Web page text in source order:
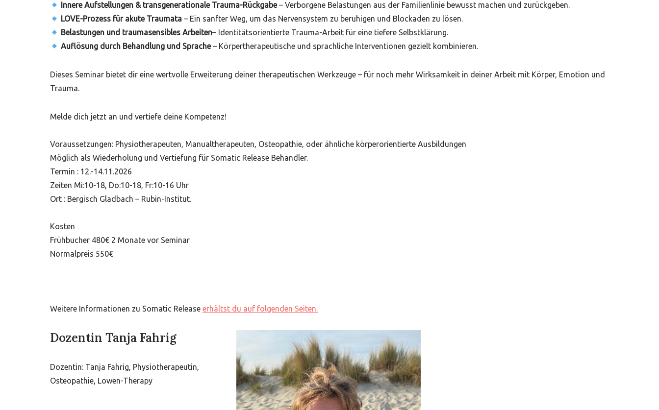
Innere Aufstellungen & transgenerationale Trauma-Rückgabe– Verborgene Belastungen aus der Familienlinie bewusst machen und zurückgeben.
LOVE-Prozess für akute Traumata – Ein sanfter Weg, um das Nervensystem zu beruhigen und Blockaden zu lösen.
Belastungen und traumasensibles Arbeiten– Identitätsorientierte Trauma-Arbeit für eine tiefere Selbstklärung.
Auflösung durch Behandlung und Sprache– Körpertherapeutische und sprachliche Interventionen gezielt kombinieren.
Dieses Seminar bietet dir eine wertvolle Erweiterung deiner therapeutischen Werkzeuge – für noch mehr Wirksamkeit in deiner Arbeit mit Körper, Emotion und
Trauma.
Melde dich jetzt an und vertiefe deine Kompetenz!
Voraussetzungen: Physiotherapeuten, Manualtherapeuten, Osteopathie, oder ähnliche körperorientierte Ausbildungen
Möglich als Wiederholung und Vertiefung für Somatic Release Behandler.
Termin : 12.-14.11.2026
Zeiten Mi:10-18, Do:10-18, Fr:10-16 Uhr
Ort : Bergisch Gladbach – Rubin-Institut.
Kosten
Frühbucher 480€ 2 Monate vor Seminar
Normalpreis 550€
Weitere Informationen zu Somatic Release erhältst du auf folgenden Seiten.
Dozentin Tanja Fahrig
Dozentin: Tanja Fahrig, Physiotherapeutin,
Osteopathie, Lowen-Therapy